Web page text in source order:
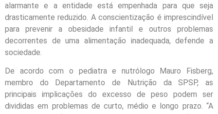
alarmante e a entidade está empenhada para que seja
drasticamente reduzido. A conscientização é imprescindível
para prevenir a obesidade infantil e outros problemas
decorrentes de uma alimentação inadequada, defende a
sociedade.
De acordo com o pediatra e nutrólogo Mauro Fisberg,
membro do Departamento de Nutrição da SPSP, as
principais implicações do excesso de peso podem ser
divididas em problemas de curto, médio e longo prazo. “A